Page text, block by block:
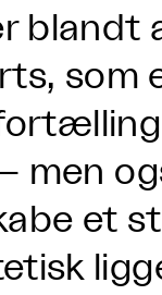
blandt
som
men
et